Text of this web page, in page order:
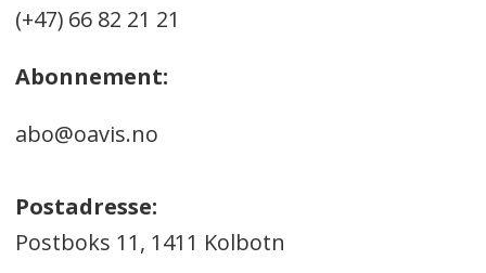
(+47) 66 82 21 21
Abonnement:
abo@oavis.no
Postadresse:
Postboks 11, 1411 Kolbotn